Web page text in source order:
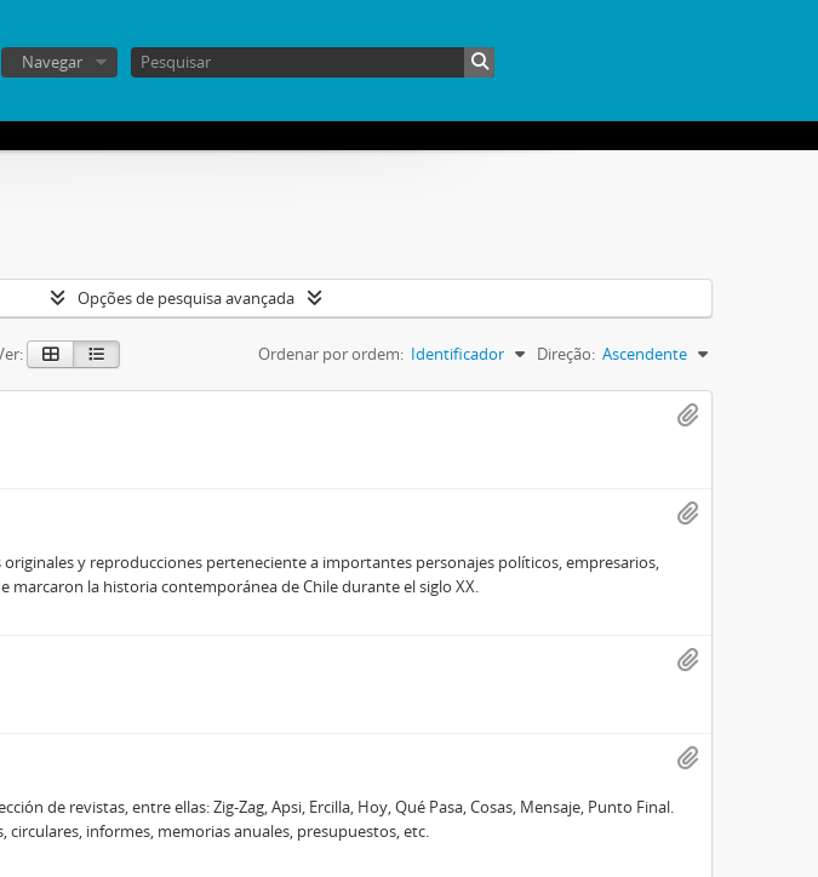
Navegar
Opções de pesquisa avançada
Ordenar por ordem: Identificador Direção: Ascendente
y reproducciones perteneciente a importantes personajes políticos, empresarios,
marcaron la historia contemporánea de Chile durante el siglo XX.
de revistas, entre ellas: Zig-Zag, Apsi, Ercilla, Hoy, Qué Pasa, Cosas, Mensaje, Punto Final.
circulares, informes, memorias anuales, presupuestos, etc.